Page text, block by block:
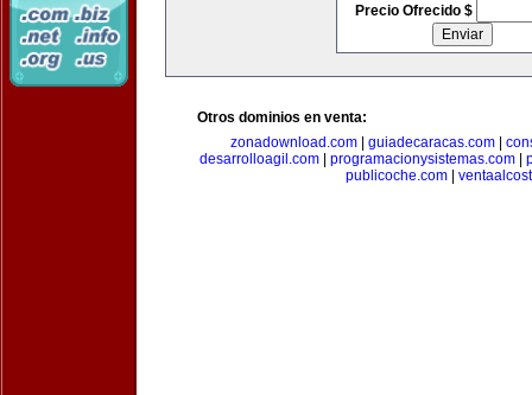
Precio Ofrecido $
Otros dominios en venta:
zonadownload.com
guiadecaracas.com
desarrolloagil.com
programacionysistemas.com
publicoche.com